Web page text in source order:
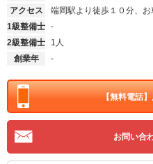
アクセス
端岡駅より徒歩１０分、お
1級整備士 -
2級整備士
1人
創業年
-
【無料電話】
お問い合